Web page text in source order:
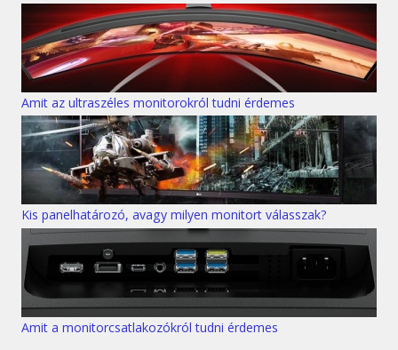
Amit az ultraszéles monitorokról tudni érdemes
Kis panelhatározó, avagy milyen monitort válasszak?
Amit a monitorcsatlakozókról tudni érdemes